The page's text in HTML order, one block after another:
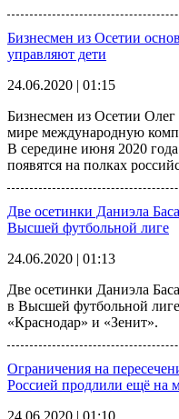
Бизнесмен из Осетии
управляют дети
24.06.2020 | 01:15
Бизнесмен из Осетии
мире международную
В середине июня 2020
появятся на полках
Две осетинки Даниэла
Высшей футбольной лиге
24.06.2020 | 01:13
Две осетинки Даниэла
в Высшей футбольной
«Краснодар» и «Зенит».
Ограничения на
Россией продлили ещё на
24.06.2020 | 01:10